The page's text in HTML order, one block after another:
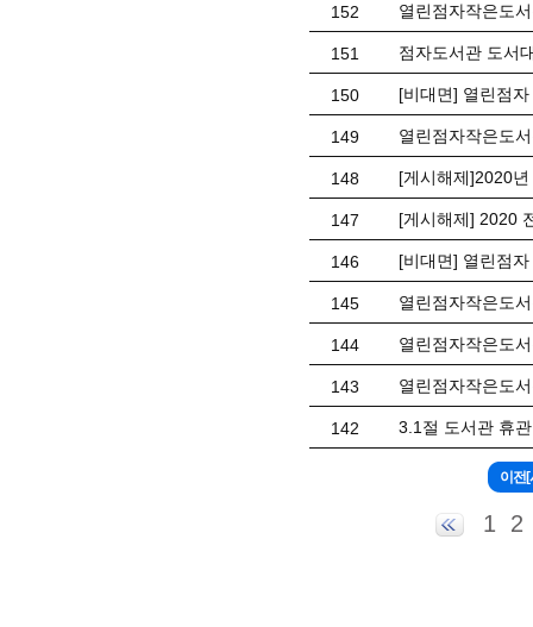
152 열린점자작은도
151 점자도서관 도서
150 [비대면] 열린점
149 열린점자작은도
148 [게시해제]2020
147 [게시해제] 2020
146 [비대면] 열린점
145 열린점자작은도
144 열린점자작은도
143 열린점자작은도
142 3.1절 도서관 휴
1 2